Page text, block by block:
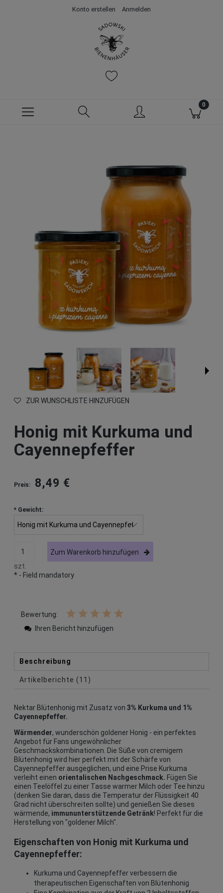
Konto erstellen Anmelden
ZUR WUNSCHLISTE HINZUFÜGEN
Honig mit Kurkuma und
Cayennepfeffer
Preis: 8,49 €
* Gewicht:
szt.
Zum Warenkorb hinzufügen
* - Field mandatory
Bewertung:
Ihren Bericht hinzufügen
Beschreibung
Artikelberichte (11)
Nektar Blütenhonig mit Zusatz von 3% Kurkuma und 1%
Cayennepfeffer.
Wärmender, wunderschön goldener Honig - ein perfektes
Angebot für Fans ungewöhnlicher
Geschmackskombinationen. Die Süße von cremigem
Blütenhonig wird hier perfekt mit der Schärfe von
Cayennepfeffer ausgeglichen, und eine Prise Kurkuma
verleiht einen orientalischen Nachgeschmack. Fügen Sie
einen Teelöffel zu einer Tasse warmer Milch oder Tee hinzu
(denken Sie daran, dass die Temperatur der Flüssigkeit 40
Grad nicht überschreiten sollte) und genießen Sie dieses
wärmende, immununterstützende Getränk! Perfekt für die
Herstellung von "goldener Milch".
Eigenschaften von Honig mit Kurkuma und
Cayennepfeffer:
Kurkuma und Cayennepfeffer verbessern die
therapeutischen Eigenschaften von Blütenhonig